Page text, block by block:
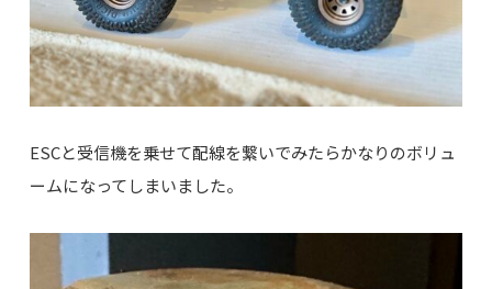
ESCと受信機を乗せて配線を繋いでみたらかなりのボリュ
ームになってしまいました。